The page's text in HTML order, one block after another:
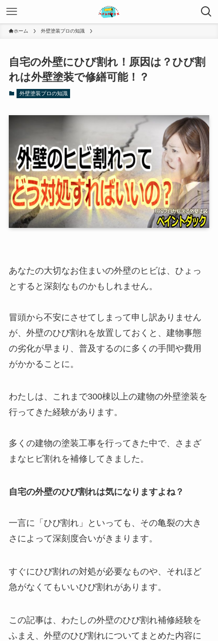
ホーム 外壁塗装プロの知識
自宅の外壁にひび割れ！原因は？ひび割
れは外壁塗装で修繕可能！？
外壁塗装プロの知識
あなたの大切なお住まいの外壁のヒビは、ひょっ
とすると深刻なものかもしれません。
冒頭から不安にさせてしまって申し訳ありません
が、外壁のひび割れを放置しておくと、建物事態
の劣化が早まり、普及するのに多くの手間や費用
がかかることに。
わたしは、これまで300棟以上の建物の外壁塗装を
行ってきた経験があります。
多くの建物の塗装工事を行ってきた中で、さまざ
まなヒビ割れを補修してきました。
自宅の外壁のひび割れは気になりますよね？
一言に「ひび割れ」といっても、その亀裂の大き
さによって深刻度合いがきまります。
すぐにひび割れの対処が必要なものや、それほど
急がなくてもいいひび割れがあります。
この記事は、わたしの外壁のひび割れ補修経験を
ふまえ、外壁のひび割れについてまとめた内容に